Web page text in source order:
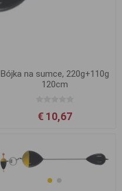
Bójka na sumce, 220g+110g
120cm
€ 10,67